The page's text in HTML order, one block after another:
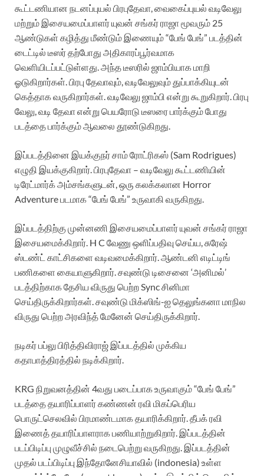
கூட்டணியான நடனப்புயல் பிரபுதேவா, வைகைப்புயல் வடிவேலு
மற்றும் இசையமைப்பாளர் யுவன் சங்கர் ராஜா மூவரும் 25
ஆண்டுகள் கழித்து மீண்டும் இணையும் “பேங் பேங்” படத்தின்
டைட்டில் டீஸர் தற்போது அதிகாரப்பூர்வமாக
வெளியிடப்பட்டுள்ளது. அந்த டீஸரில் ஜாம்பியாக மாறி
ஓடுகிறார்கள். பிரபு தேவாவும், வடிவேலுவும் துப்பாக்கியுடன்
கெத்தாக வருகிறார்கள். வடிவேலு ஜாம்பி என்று கூறுகிறார். பிரபு
வேலு, வடி தேவா என்று பெயரோடு டீஸரை பார்க்கும் போது
படத்தை பார்க்கும் ஆவலை தூண்டுகிறது.
இப்படத்தினை இயக்குநர் சாம் ரோட்ரிகஸ் (Sam Rodrigues)
எழுதி இயக்குகிறார். பிரபுதேவா – வடிவேலு கூட்டணியின்
டிரேட்மார்க் அம்சங்களுடன், ஒரு கலக்கலான Horror
Adventure படமாக “பேங் பேங்” உருவாகி வருகிறது.
இப்படத்திற்கு முன்னணி இசையமைப்பாளர் யுவன் சங்கர் ராஜா
இசையமைக்கிறார். H C வேணு ஒளிப்பதிவு செய்ய, சுரேஷ்
ஸ்டண்ட் காட்சிகளை வடிவமைக்கிறார். ஆண்டனி எடிட்டிங்
பணிகளை கையாளுகிறார். சவுண்டு டிசைனை ‘அனிமல்’
படத்திற்காக தேசிய விருது பெற்ற Sync சினிமா
செய்திருக்கிறார்கள். சவுண்டு மிக்ஸிங்-ஐ தெலுங்கனா மாநில
விருது பெற்ற அரவிந்த் மேனேன் செய்திருக்கிறார்.
நடிகர் பப்லு பிரித்திவிராஜ் இப்படத்தில் முக்கிய
கதாபாத்திரத்தில் நடிக்கிறார்.
KRG நிறுவனத்தின் 4வது படைப்பாக உருவாகும் “பேங் பேங்”
படத்தை தயாரிப்பாளர் கண்ணன் ரவி மிகப்பெரிய
பொருட்செலவில் பிரமாண்டமாக தயாரிக்கிறார். தீபக் ரவி
இணைத் தயாரிப்பாளராக பணியாற்றுகிறார். இப்படத்தின்
படப்பிடிப்பு முழுவீச்சில் நடைபெற்று வருகிறது. இப்படத்தின்
முதல் படப்பிடிப்பு இந்தோனேசியாவில் (indonesia) உள்ள